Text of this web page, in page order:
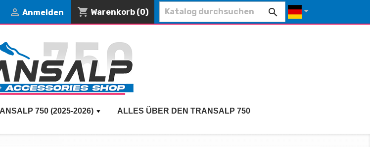
 Anmelden shopping_cart Warenkorb (0)  
750 (2025-2026) ALLES ÜBER DEN TRANSALP 750